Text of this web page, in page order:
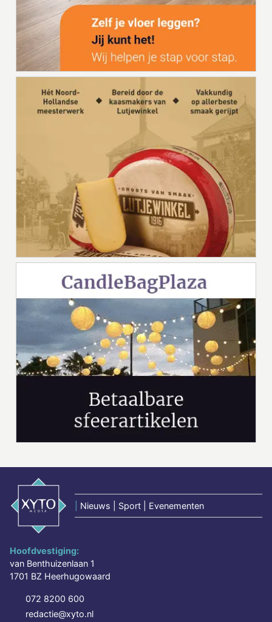
Nieuws | Sport | Evenementen
Hoofdvestiging:
van Benthuizenlaan 1
1701 BZ Heerhugowaard
072 8200 600
redactie@xyto.nl